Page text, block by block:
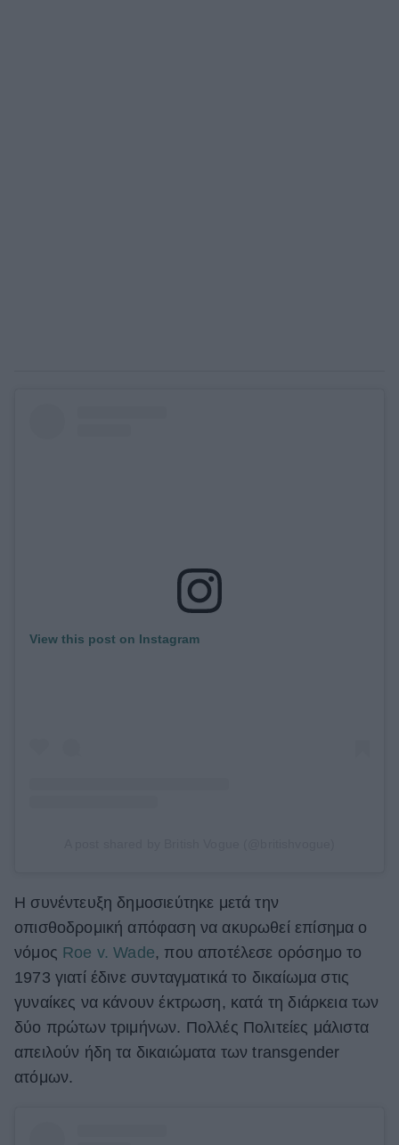
View this post on Instagram
H συνέντευξη δημοσιεύτηκε μετά την
οπισθοδρομική απόφαση να ακυρωθεί επίσημα o
νόμος Roe v. Wade, που αποτέλεσε ορόσημο το
1973 γιατί έδινε συνταγματικά το δικαίωμα στις
γυναίκες να κάνουν έκτρωση, κατά τη διάρκεια των
δύο πρώτων τριμήνων. Πολλές Πολιτείες μάλιστα
απειλούν ήδη τα δικαιώματα των transgender
ατόμων.